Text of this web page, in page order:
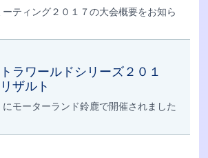
ティング２０１７の大会概要をお知ら
ラワールドシリーズ２０１
ザルト
にモーターランド鈴鹿で開催されました